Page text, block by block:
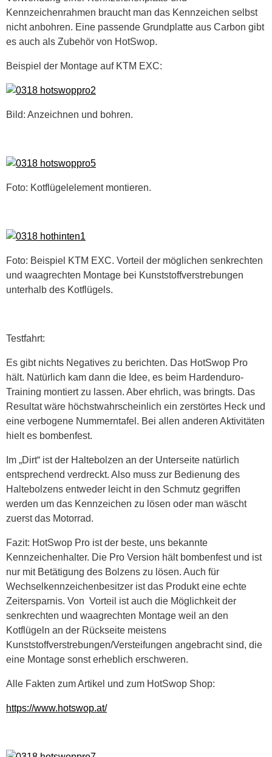
Kennzeichenrahmen braucht man das Kennzeichen selbst
nicht anbohren. Eine passende Grundplatte aus Carbon gibt
es auch als Zubehör von HotSwop.
Beispiel der Montage auf KTM EXC:
Bild: Anzeichnen und bohren.
Foto: Kotflügelelement montieren.
Foto: Beispiel KTM EXC. Vorteil der möglichen senkrechten
und waagrechten Montage bei Kunststoffverstrebungen
unterhalb des Kotflügels.
Testfahrt:
Es gibt nichts Negatives zu berichten. Das HotSwop Pro
hält. Natürlich kam dann die Idee, es beim Hardenduro-
Training montiert zu lassen. Aber ehrlich, was bringts. Das
Resultat wäre höchstwahrscheinlich ein zerstörtes Heck und
eine verbogene Nummerntafel. Bei allen anderen Aktivitäten
hielt es bombenfest.
Im „Dirt“ ist der Haltebolzen an der Unterseite natürlich
entsprechend verdreckt. Also muss zur Bedienung des
Haltebolzens entweder leicht in den Schmutz gegriffen
werden um das Kennzeichen zu lösen oder man wäscht
zuerst das Motorrad.
Fazit: HotSwop Pro ist der beste, uns bekannte
Kennzeichenhalter. Die Pro Version hält bombenfest und ist
nur mit Betätigung des Bolzens zu lösen. Auch für
Wechselkennzeichenbesitzer ist das Produkt eine echte
Zeitersparnis. Von Vorteil ist auch die Möglichkeit der
senkrechten und waagrechten Montage weil an den
Kotflügeln an der Rückseite meistens
Kunststoffverstrebungen/Versteifungen angebracht sind, die
eine Montage sonst erheblich erschweren.
Alle Fakten zum Artikel und zum HotSwop Shop:
https://www.hotswop.at/